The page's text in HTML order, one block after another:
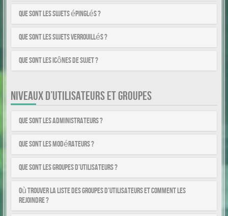
Que sont les sujets épinglés ?
Que sont les sujets verrouillés ?
Que sont les icônes de sujet ?
NIVEAUX D’UTILISATEURS ET GROUPES
Que sont les administrateurs ?
Que sont les modérateurs ?
Que sont les groupes d’utilisateurs ?
Où trouver la liste des groupes d’utilisateurs et comment les
rejoindre ?